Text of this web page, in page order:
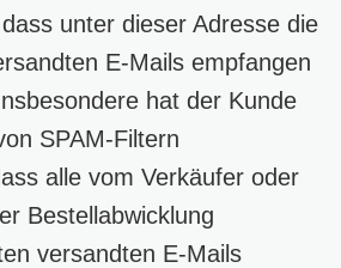
unter dieser Adresse die
E-Mails empfangen
hat der Kunde
SPAM-Filtern
alle vom Verkäufer oder
Bestellabwicklung
versandten E-Mails